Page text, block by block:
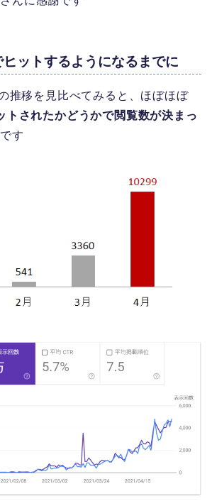
ットするようになるまでに
推移を見比べてみると、ほぼほぼ
されたかどうかで閲覧数が決まっ
す